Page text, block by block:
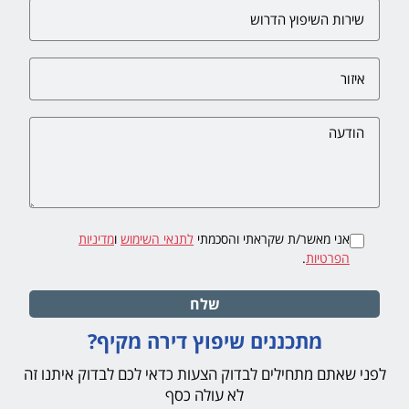
אני מאשר/ת שקראתי והסכמתי לתנאי השימוש ומדיניות
הפרטיות.
שלח
מתכננים שיפוץ דירה מקיף?
לפני שאתם מתחילים לבדוק הצעות כדאי לכם לבדוק איתנו זה
לא עולה כסף